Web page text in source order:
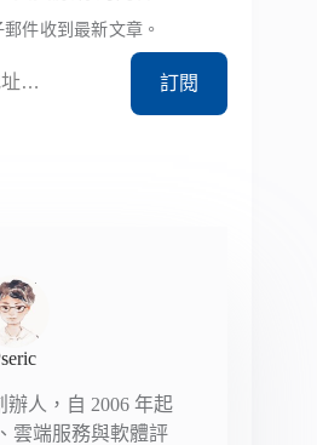
件收到最新文章。
訂閱
辦人，自 2006 年起
雲端服務與軟體評